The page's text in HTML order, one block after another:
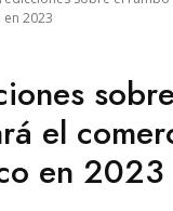
2023
el
en 2023